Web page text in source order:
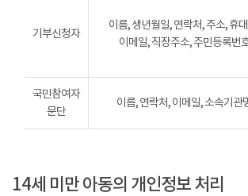
기부신청자
이름, 생년월일, 연락처, 주소, 휴
이메일, 직장주소, 주민등록번
국민참여자
문단
이름, 연락처, 이메일, 소속기관
14세 미만 아동의 개인정보 처리